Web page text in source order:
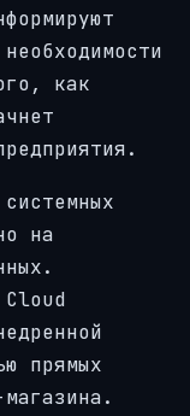
как
на
Cloud
прямых